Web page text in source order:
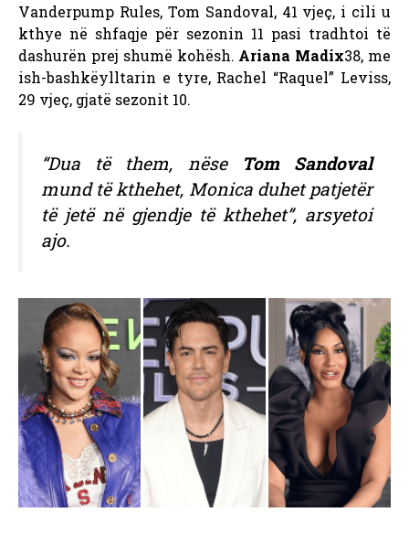
Vanderpump Rules, Tom Sandoval, 41 vjeç, i cili u
kthye në shfaqje për sezonin 11 pasi tradhtoi të
dashurën prej shumë kohësh. Ariana Madix38, me
ish-bashkëylltarin e tyre, Rachel “Raquel” Leviss,
29 vjeç, gjatë sezonit 10.
“Dua të them, nëse
Tom Sandoval
mund të kthehet, Monica duhet patjetër
të jetë në gjendje të kthehet”, arsyetoi
ajo.